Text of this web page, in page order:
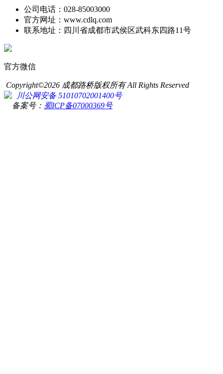
公司电话：028-85003000
官方网址：www.cdlq.com
联系地址：四川省成都市武侯区武科东四路11号
官方微信
Copyright©2026 成都路桥版权所有 All Rights Reserved
川公网安备 51010702001400号
备案号： 蜀ICP备07000369号